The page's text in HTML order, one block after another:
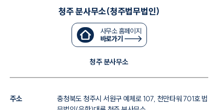
청주 분사무소(청주법무법인)
사무소 홈페이지
바로가기
청주 분사무소
주소
충청북도 청주시 서원구 예체로 107, 천만타워 701호 법